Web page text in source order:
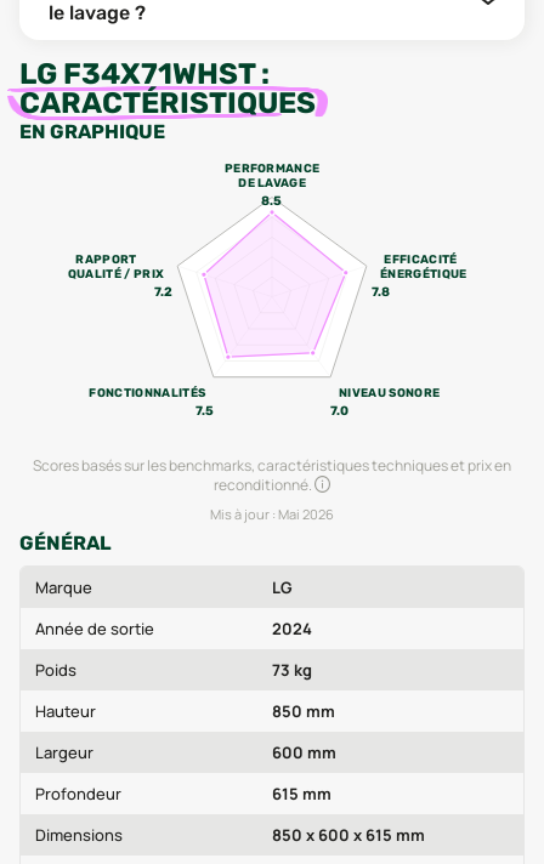
le lavage ?
LG F34X71WHST:
CARACTÉRISTIQUES
EN GRAPHIQUE
PERFORMANCE
DE LAVAGE
8.5
EFFICACITÉ
ÉNERGÉTIQUE
7.8
NIVEAU SONORE
7.0
FONCTIONNALITÉS
7.5
RAPPORT
QUALITÉ / PRIX
7.2
Scores basés sur les benchmarks, caractéristiques techniques et prix en
reconditionné.
Mis à jour : Mai 2026
GÉNÉRAL
Marque
LG
Année de sortie
2024
Poids
73 kg
Hauteur
850 mm
Largeur
600 mm
Profondeur
615 mm
Dimensions
850 x 600 x 615 mm